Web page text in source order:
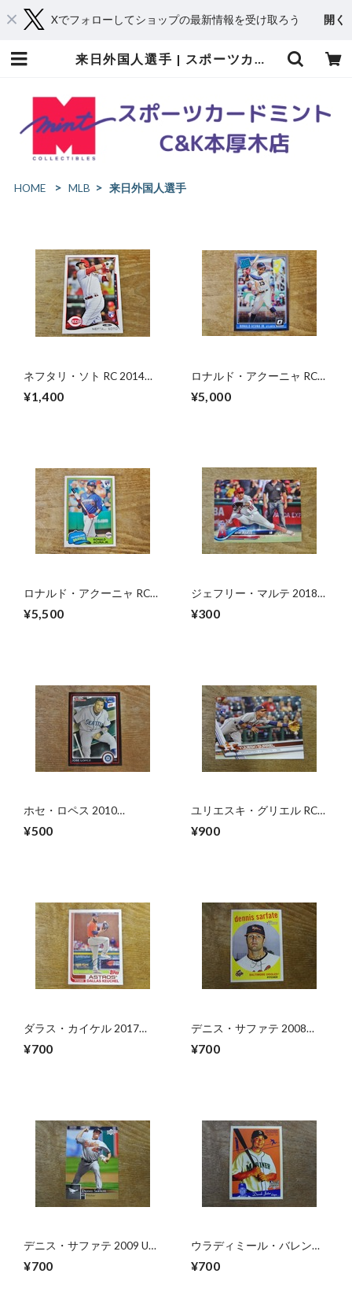
Xでフォローしてショップの最新情報を受け取ろう 開く
来日外国人選手 | スポーツカードミントC&K本厚木店－オンラインショップ
HOME MLB 来日外国人選手
ネフタリ・ソト RC 2014
¥1,400
ロナルド・アクーニャ RC
OPTIC
¥5,000
ロナルド・アクーニャ RC
¥5,500
ジェフリー・マルテ 2018
¥300
ホセ・ロペス 2010
BOWMAN
¥500
ユリエスキ・グリエル RC
2017 TOPPS SERIES1
¥900
ダラス・カイケル 2017
¥700
デニス・サファテ 2008
¥700
デニス・サファテ 2009 UD
SERIES2
¥700
ウラディミール・バレンテ
ィン RC 2008 UD GOUDEY
¥700